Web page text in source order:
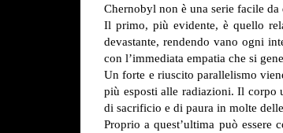
Chernobyl non è una serie facile
Il primo, più evidente, è quello
devastante, rendendo vano ogni
con l’immediata empatia che si
Un forte e riuscito parallelismo
più esposti alle radiazioni. Il corpo
di sacrificio e di paura in molte
Proprio a quest’ultima può